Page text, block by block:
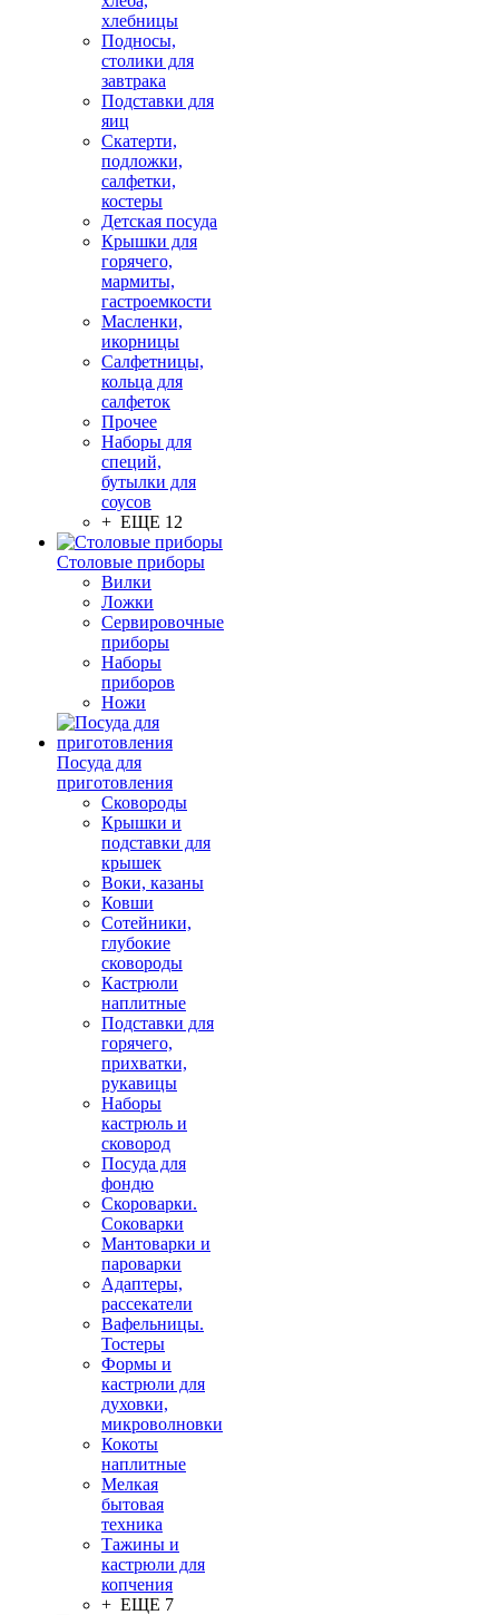
хлебницы
Подносы,
столики для
завтрака
Подставки для
яиц
Скатерти,
подложки,
салфетки,
костеры
Детская посуда
Крышки для
горячего,
мармиты,
гастроемкости
Масленки,
икорницы
Салфетницы,
кольца для
салфеток
Прочее
Наборы для
специй,
бутылки для
соусов
+ ЕЩЕ 12
Столовые приборы
Вилки
Ложки
Сервировочные
приборы
Наборы
приборов
Ножи
Посуда для
приготовления
Сковороды
Крышки и
подставки для
крышек
Воки, казаны
Ковши
Сотейники,
глубокие
сковороды
Кастрюли
наплитные
Подставки для
горячего,
прихватки,
рукавицы
Наборы
кастрюль и
сковород
Посуда для
фондю
Скороварки.
Соковарки
Мантоварки и
пароварки
Адаптеры,
рассекатели
Вафельницы.
Тостеры
Формы и
кастрюли для
духовки,
микроволновки
Кокоты
наплитные
Мелкая
бытовая
техника
Тажины и
кастрюли для
копчения
+ ЕЩЕ 7